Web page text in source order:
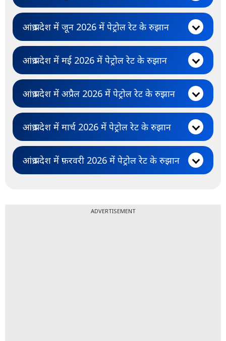
आंध्र प्रदेश में जून 2026 में पेट्रोल रेट के रुझान
आंध्र प्रदेश में मई 2026 में पेट्रोल रेट के रुझान
आंध्र प्रदेश में अप्रैल 2026 में पेट्रोल रेट के रुझान
आंध्र प्रदेश में मार्च 2026 में पेट्रोल रेट के रुझान
आंध्र प्रदेश में फ़रवरी 2026 में पेट्रोल रेट के रुझान
ADVERTISEMENT